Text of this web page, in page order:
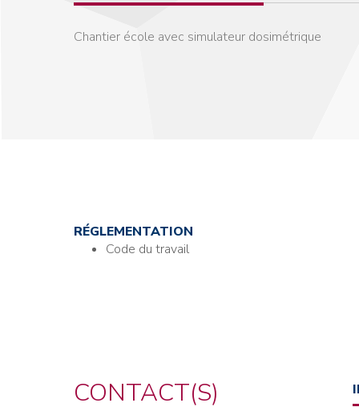
Chantier école avec simulateur dosimétrique
RÉGLEMENTATION
Code du travail
CONTACT(S)